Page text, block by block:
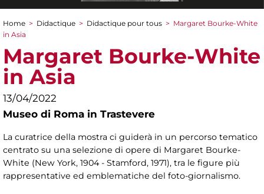
You are here
Home > Didactique > Didactique pour tous > Margaret Bourke-White
in Asia
Margaret Bourke-White
in Asia
13/04/2022
Museo di Roma in Trastevere
La curatrice della mostra ci guiderà in un percorso tematico
centrato su una selezione di opere di Margaret Bourke-
White (New York, 1904 - Stamford, 1971), tra le figure più
rappresentative ed emblematiche del foto-giornalismo.